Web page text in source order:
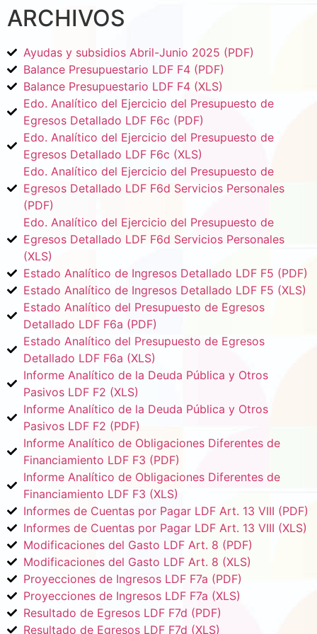
ARCHIVOS
Ayudas y subsidios Abril-Junio 2025 (PDF)
Balance Presupuestario LDF F4 (PDF)
Balance Presupuestario LDF F4 (XLS)
Edo. Analítico del Ejercicio del Presupuesto de
Egresos Detallado LDF F6c (PDF)
Edo. Analítico del Ejercicio del Presupuesto de
Egresos Detallado LDF F6c (XLS)
Edo. Analítico del Ejercicio del Presupuesto de
Egresos Detallado LDF F6d Servicios Personales
(PDF)
Edo. Analítico del Ejercicio del Presupuesto de
Egresos Detallado LDF F6d Servicios Personales
(XLS)
Estado Analítico de Ingresos Detallado LDF F5 (PDF)
Estado Analítico de Ingresos Detallado LDF F5 (XLS)
Estado Analítico del Presupuesto de Egresos
Detallado LDF F6a (PDF)
Estado Analítico del Presupuesto de Egresos
Detallado LDF F6a (XLS)
Informe Analítico de la Deuda Pública y Otros
Pasivos LDF F2 (XLS)
Informe Analítico de la Deuda Pública y Otros
Pasivos LDF F2 (PDF)
Informe Analítico de Obligaciones Diferentes de
Financiamiento LDF F3 (PDF)
Informe Analítico de Obligaciones Diferentes de
Financiamiento LDF F3 (XLS)
Informes de Cuentas por Pagar LDF Art. 13 VIII (PDF)
Informes de Cuentas por Pagar LDF Art. 13 VIII (XLS)
Modificaciones del Gasto LDF Art. 8 (PDF)
Modificaciones del Gasto LDF Art. 8 (XLS)
Proyecciones de Ingresos LDF F7a (PDF)
Proyecciones de Ingresos LDF F7a (XLS)
Resultado de Egresos LDF F7d (PDF)
Resultado de Egresos LDF F7d (XLS)